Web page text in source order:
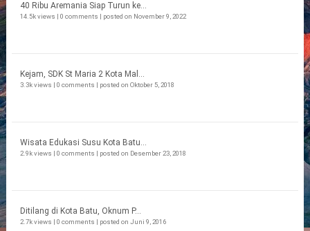
40 Ribu Aremania Siap Turun ke...
14.5k views | 0 comments | posted on November 9, 2022
Kejam, SDK St Maria 2 Kota Mal...
3.3k views | 0 comments | posted on Oktober 5, 2018
Wisata Edukasi Susu Kota Batu...
2.9k views | 0 comments | posted on Desember 23, 2018
Ditilang di Kota Batu, Oknum P...
2.7k views | 0 comments | posted on Juni 9, 2016